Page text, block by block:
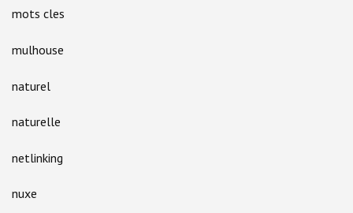
mots cles
mulhouse
naturel
naturelle
netlinking
nuxe